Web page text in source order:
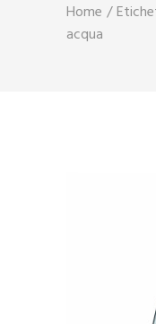
Home
acqua